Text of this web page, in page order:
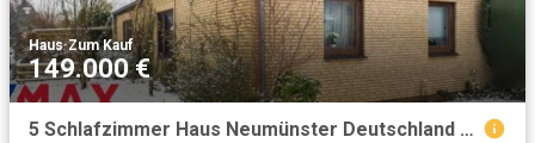
Haus·Zum Kauf
149.000 €
5 Schlafzimmer Haus Neumünster Deutschland 99620123